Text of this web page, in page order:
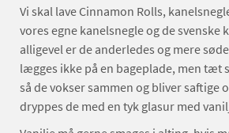
Vi skal lave Cinnamon Rolls,
vores egne kanelsnegle og de svenske
alligevel er de anderledes og mere
lægges ikke på en bageplade, men tæt
så de vokser sammen og bliver saftige
dryppes de med en tyk glasur med